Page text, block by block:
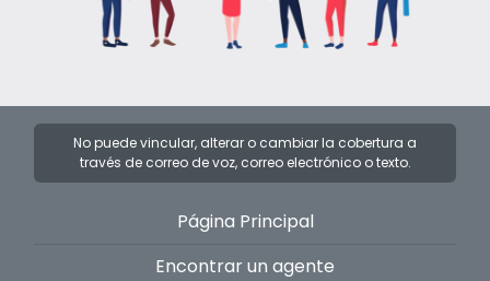
No puede vincular, alterar o cambiar la cobertura a
través de correo de voz, correo electrónico o texto.
Página Principal
Encontrar un agente